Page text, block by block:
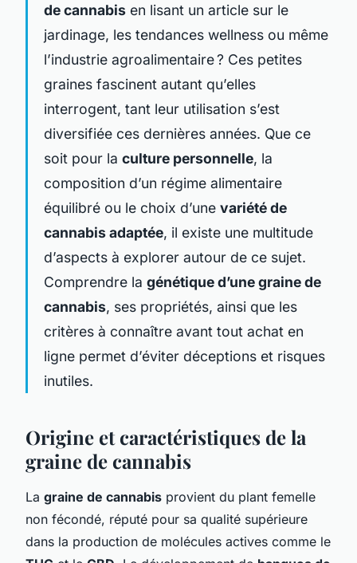
de cannabis en lisant un article sur le
jardinage, les tendances wellness ou même
l’industrie agroalimentaire ? Ces petites
graines fascinent autant qu’elles
interrogent, tant leur utilisation s’est
diversifiée ces dernières années. Que ce
soit pour la culture personnelle, la
composition d’un régime alimentaire
équilibré ou le choix d’une variété de
cannabis adaptée, il existe une multitude
d’aspects à explorer autour de ce sujet.
Comprendre la génétique d’une graine de
cannabis, ses propriétés, ainsi que les
critères à connaître avant tout achat en
ligne permet d’éviter déceptions et risques
inutiles.
Origine et caractéristiques de la
graine de cannabis
La graine de cannabis provient du plant femelle
non fécondé, réputé pour sa qualité supérieure
dans la production de molécules actives comme le